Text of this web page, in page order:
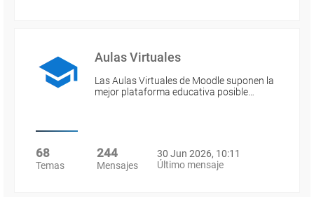
Aulas Virtuales
Las Aulas Virtuales de Moodle suponen la
mejor plataforma educativa posible…
68
Temas
244
Mensajes
30 Jun 2026, 10:11
Último mensaje